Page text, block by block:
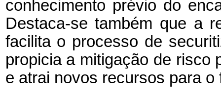
conhecimento prévio do
Destaca-se também que a
facilita o processo de
propicia a mitigação de risco
e atrai novos recursos para